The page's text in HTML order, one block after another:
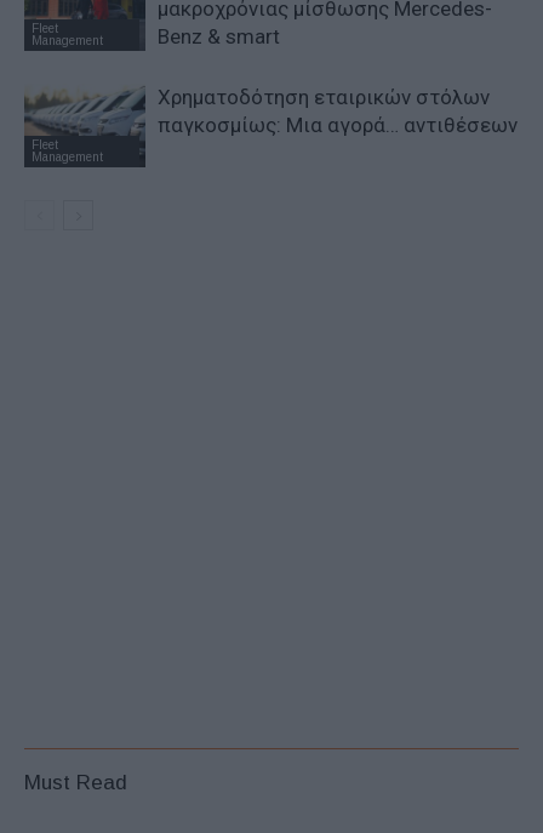
Fleet
Management
μακροχρόνιας μίσθωσης Mercedes-
Benz & smart
Fleet
Management
Χρηματοδότηση εταιρικών στόλων
παγκοσμίως: Μια αγορά… αντιθέσεων
Must Read